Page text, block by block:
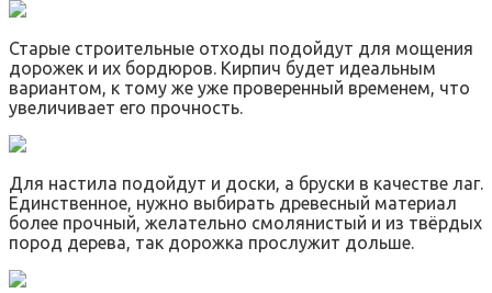
Старые строительные отходы подойдут для мощения
дорожек и их бордюров. Кирпич будет идеальным
вариантом, к тому же уже проверенный временем, что
увеличивает его прочность.
Для настила подойдут и доски, а бруски в качестве лаг.
Единственное, нужно выбирать древесный материал
более прочный, желательно смолянистый и из твёрдых
пород дерева, так дорожка прослужит дольше.